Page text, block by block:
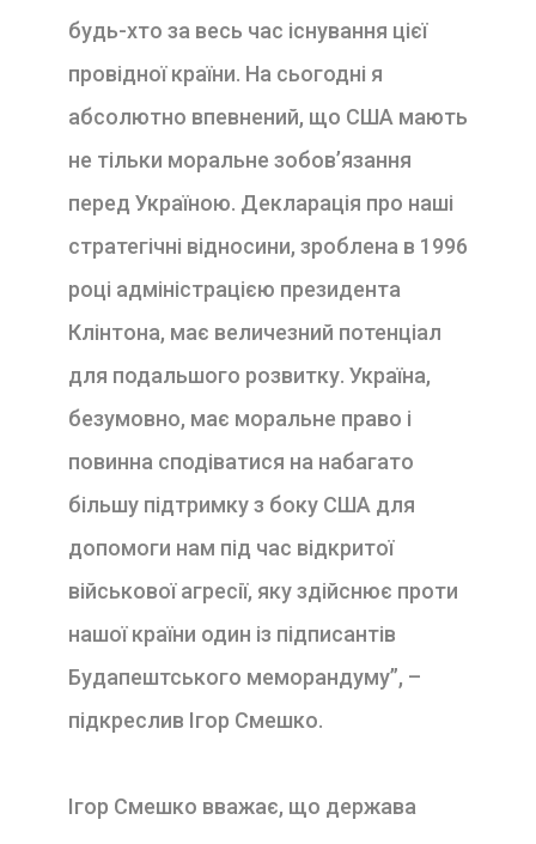
будь-хто за весь час існування цієї
провідної країни. На сьогодні я
абсолютно впевнений, що США мають
не тільки моральне зобов’язання
перед Україною. Декларація про наші
стратегічні відносини, зроблена в 1996
році адміністрацією президента
Клінтона, має величезний потенціал
для подальшого розвитку. Україна,
безумовно, має моральне право і
повинна сподіватися на набагато
більшу підтримку з боку США для
допомоги нам під час відкритої
військової агресії, яку здійснює проти
нашої країни один із підписантів
Будапештського меморандуму”, –
підкреслив Ігор Смешко.
Ігор Смешко вважає, що держава